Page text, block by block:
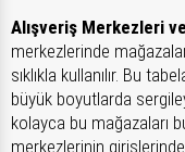
Alışveriş Merkezleri
merkezlerinde
sıklıkla kullanılır. Bu
büyük boyutlarda
kolayca bu mağazaları
merkezlerinin